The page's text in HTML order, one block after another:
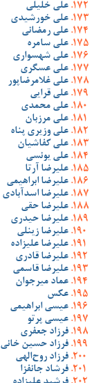
علی خلیلی
علی خورشیدی
علی رمضانی
علی سامره
علی شهسواری
علی عسگری
علی غلامرضاپور
علی قرایی
علی محمدی
علی مرزبان
علی وزیری پناه
علی کفاشیان
علی یونسی
علیرضا آرتا
علیرضا ابراهیمی
علیرضا اسدآبادی
علیرضا حقی
علیرضا حیدری
علیرضا زینلی
علیرضا علیزاده
علیرضا قادری
علیرضا قاسمی
عماد میرجوان
عکس
عیسی ابراهیمی
عیسی پرتو
فرزاد جعفری
فرزاد حسین خانی
فرزاد روح‌الهی
فرشاد جانفزا